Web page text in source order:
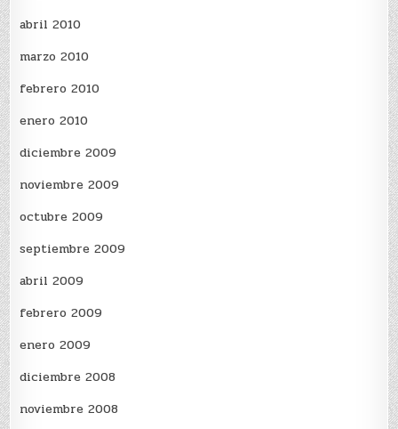
abril 2010
marzo 2010
febrero 2010
enero 2010
diciembre 2009
noviembre 2009
octubre 2009
septiembre 2009
abril 2009
febrero 2009
enero 2009
diciembre 2008
noviembre 2008